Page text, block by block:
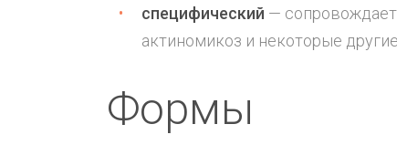
специфический — сопровождает
актиномикоз и некоторые
Формы